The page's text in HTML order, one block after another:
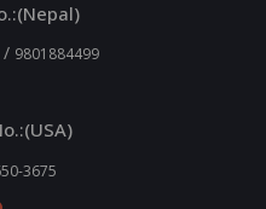
9801884499
3675